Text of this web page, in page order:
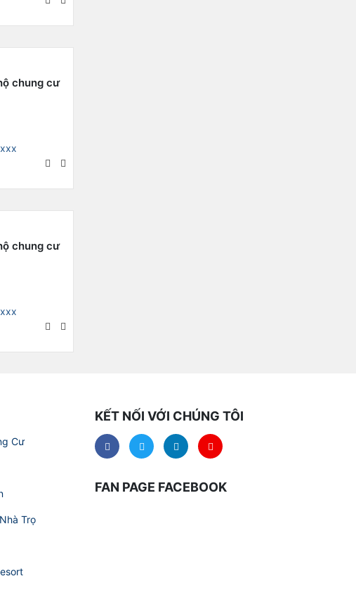
chung cư
chung cư
Cư
Trọ
KẾT NỐI VỚI CHÚNG TÔI
FAN PAGE FACEBOOK